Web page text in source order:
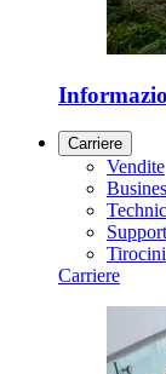
Carriere
Vendite
Tirocini
Carriere